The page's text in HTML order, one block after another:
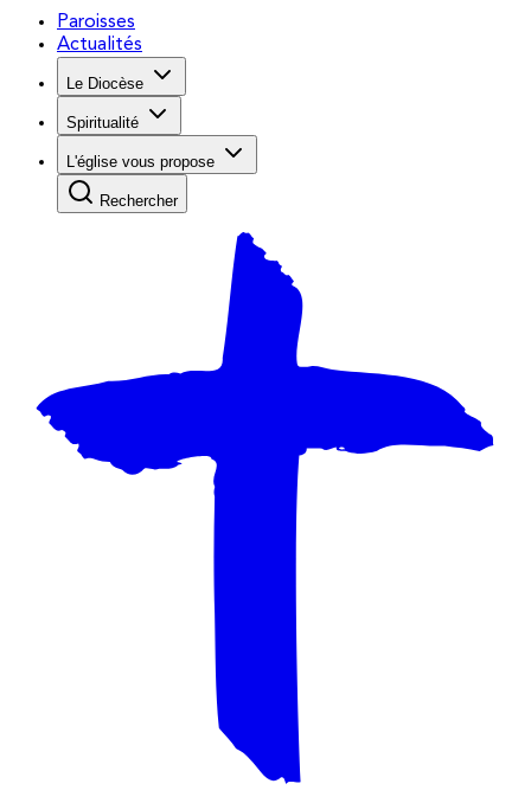
Paroisses
Actualités
Le Diocèse
Spiritualité
L'église vous propose
Rechercher